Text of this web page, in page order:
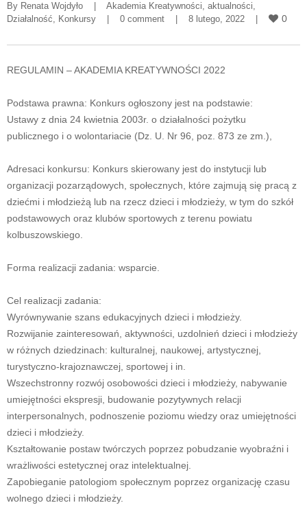
By Renata Wojdyło Akademia Kreatywności, aktualności
Działalność, Konkursy 0 comment 8 lutego, 2022 0
REGULAMIN – AKADEMIA KREATYWNOŚCI 2022
Podstawa prawna: Konkurs ogłoszony jest na podstawie:
Ustawy z dnia 24 kwietnia 2003r. o działalności pożytku
publicznego i o wolontariacie (Dz. U. Nr 96, poz. 873 ze zm.),
Adresaci konkursu: Konkurs skierowany jest do instytucji lub
organizacji pozarządowych, społecznych, które zajmują się pracą z
dziećmi i młodzieżą lub na rzecz dzieci i młodzieży, w tym do szkół
podstawowych oraz klubów sportowych z terenu powiatu
kolbuszowskiego.
Forma realizacji zadania: wsparcie.
Cel realizacji zadania:
Wyrównywanie szans edukacyjnych dzieci i młodzieży.
Rozwijanie zainteresowań, aktywności, uzdolnień dzieci i młodzieży
w różnych dziedzinach: kulturalnej, naukowej, artystycznej,
turystyczno-krajoznawczej, sportowej i in.
Wszechstronny rozwój osobowości dzieci i młodzieży, nabywanie
umiejętności ekspresji, budowanie pozytywnych relacji
interpersonalnych, podnoszenie poziomu wiedzy oraz umiejętności
dzieci i młodzieży.
Kształtowanie postaw twórczych poprzez pobudzanie wyobraźni i
wrażliwości estetycznej oraz intelektualnej.
Zapobieganie patologiom społecznym poprzez organizację czasu
wolnego dzieci i młodzieży.